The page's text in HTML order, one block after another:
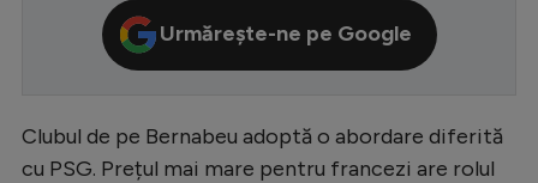
LaLiga
Serie A
Ligue 1
Urmărește-ne pe Google
Clubul de pe Bernabeu adoptă o abordare diferită
cu PSG. Prețul mai mare pentru francezi are rolul